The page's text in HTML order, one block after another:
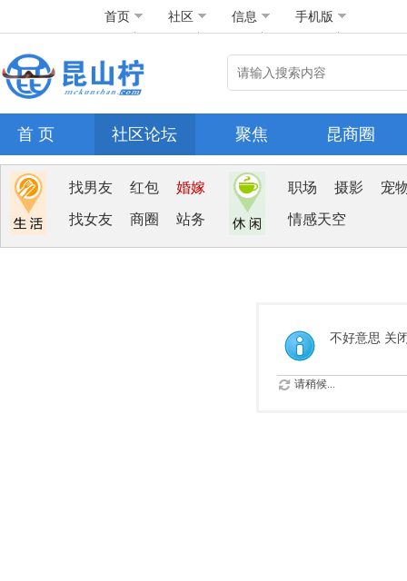
首页 社区 信息 手机版
首 页 社区论坛 聚焦 昆商圈
找男友 红包 婚嫁
找女友 商圈 站务
职场 摄影 宠
情感天空
不好意思 关
请稍候...